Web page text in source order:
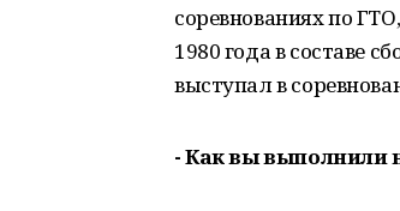
соревнованиях по
1980 года в составе
выступал в
- Как вы выполнили